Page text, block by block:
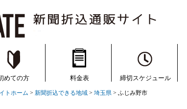
シの通販サイト【オリコメイト】
新
めての方 料金表 締切スケジュール
トホーム > 新聞折込できる地域 > 埼玉県 > ふじみ野市